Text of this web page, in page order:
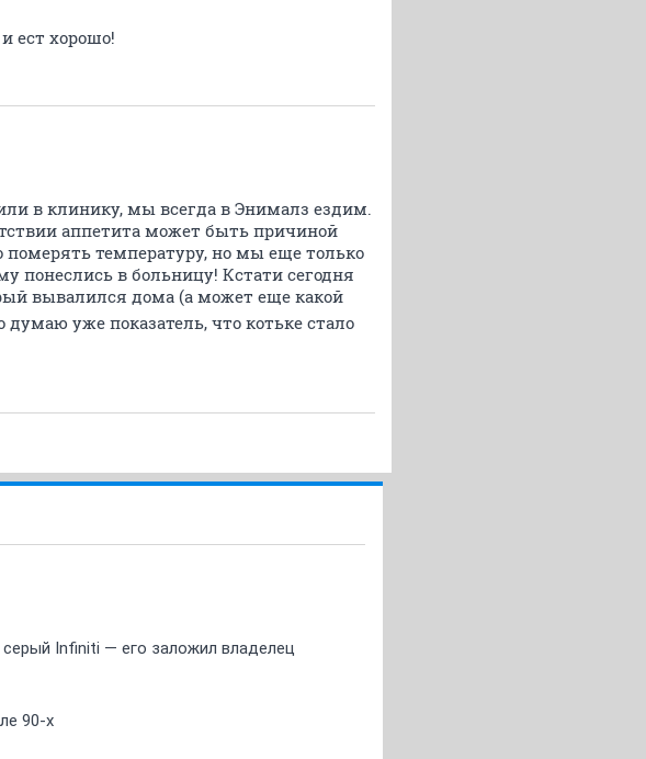
ест хорошо!
в клинику, мы всегда в Энималз ездим.
аппетита может быть причиной
померять температуру, но мы еще только
понеслись в больницу! Кстати сегодня
вывалился дома (а может еще какой
уже показатель, что котьке стало
Infiniti — его заложил владелец
90-х